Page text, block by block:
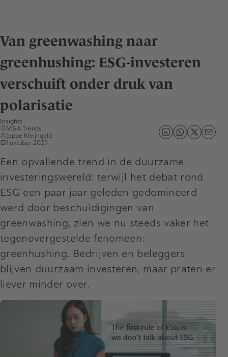
Van greenwashing naar
greenhushing: ESG-investeren
verschuift onder druk van
polarisatie
Insights
M&A Trends
Jeppe Kleijngeld
1 oktober 2025
Een opvallende trend in de duurzame
investeringswereld: terwijl het debat rond
ESG een paar jaar geleden gedomineerd
werd door beschuldigingen van
greenwashing, zien we nu steeds vaker het
tegenovergestelde fenomeen:
greenhushing. Bedrijven en beleggers
blijven duurzaam investeren, maar praten er
liever minder over.